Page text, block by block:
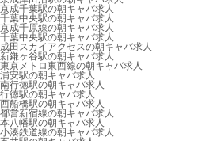
京成千葉駅の朝キャバ求人
千葉中央駅の朝キャバ求人
京成千原線の朝キャバ求人
千葉中央駅の朝キャバ求人
成田スカイアクセスの朝キャバ求人
新鎌ヶ谷駅の朝キャバ求人
東京メトロ東西線の朝キャバ求人
浦安駅の朝キャバ求人
南行徳駅の朝キャバ求人
行徳駅の朝キャバ求人
西船橋駅の朝キャバ求人
都営新宿線の朝キャバ求人
本八幡駅の朝キャバ求人
小湊鉄道線の朝キャバ求人